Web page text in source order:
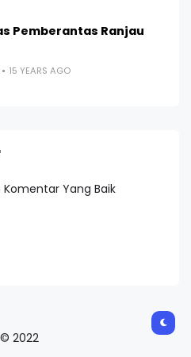
Pemberantas Ranjau
15 YEARS AGO
Yang Baik
2022